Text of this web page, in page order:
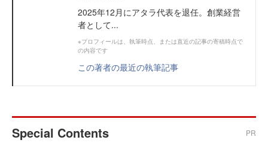
2025年12月にアタラ代表を退任。創業経営
者として...
※プロフィールは、執筆時点、または直近の記事の寄稿時点で
の内容です
この著者の最近の執筆記事
Special Contents PR